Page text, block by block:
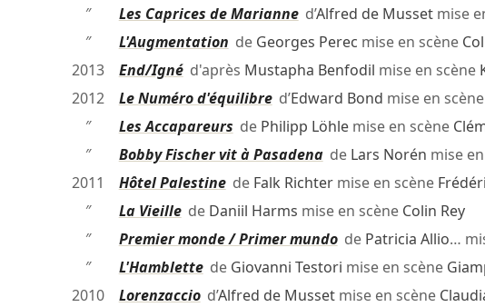
″
Les Caprices de Marianned’Alfred de Mussetmise
″
L'Augmentation de Georges Perec mise en scène
2013
End/Ignéd'après Mustapha Benfodil mise en scène
2012
Le Numéro d'équilibred’Edward Bond mise en scène
″
Les Accapareurs de Philipp Löhlemise en scène
″
Bobby Fischer vit à Pasadenade Lars Norén mise
2011
Hôtel Palestinede Falk Richtermise en scène
″
La Vieillede Daniil Harms mise en scène Colin Rey
″
Premier monde / Primer mundode Patricia Allio…
″
L'Hamblettede Giovanni Testori mise en scène
2010
Lorenzacciod’Alfred de Mussetmise en scène